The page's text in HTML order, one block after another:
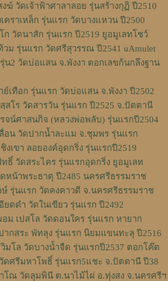
ฆ์ วัดเจ้าฟ้าศาลาลอย รุ่นสร้างกุฏิ ปี2510
คราเหล็ก รุ่นแรก วัดบางแหวน ปี2500
วัดนาสัก รุ่นแรก ปี2519 ยูอมูเลทโชว์
ม รุ่นแรก วัดศรีสุวรรณ ปี2541 uAmulet
น2 วัดบ่อแสน จ.พังงา ตอกเลขก้นกลึงฐาน
เทือก รุ่นแรก วัดบ่อแสน จ.พังงา ปี2502
โร วัดสารวัน รุ่นแรก ปี2525 จ.ปัตตานี
จน์ศาสนกิจ (หลวงพ่อพลับ) รุ่นแรกปี2504
อน วัดปากน้ำละแม จ.ชุมพร รุ่นแรก
งเขา ลอยองค์อุดกริ่ง รุ่นแรกปี2519
ธิ์ วัดสระไคร รุ่นแรกอุดกริ่ง ยูอมูเลท
หน้าพระธาตุ ปี2485 นครศรีธรรมราช
รุ่นแรก วัดคงคาวดี จ.นครศรีธรรมราช
ดดำ วัดในเขียว รุ่นแรก ปี2492
ม เปสโล วัดดอนใคร รุ่นแรก หายาก
กสระ พัทลุง รุ่นแรก นิยมแขนทะลุ ปี2516
มโล วัดบางน้ำจืด รุ่นแรกปี2537 ตอกโค๊ต
ดศรีมหาโพธิ์ รุ่นแรก5แชะ จ.ปัตตานี ปี38
โณ วัดลุมพินี ต.นาไม้ไผ่ อ.ทุ่งสง จ.นครศรีฯ